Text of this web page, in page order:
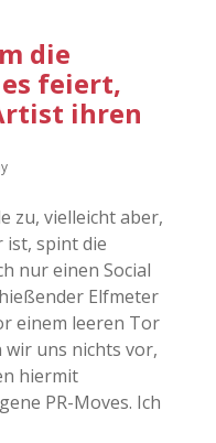
die
es feiert,
ihren
zu, vielleicht aber,
ist, spint die
nur einen Social
Elfmeter
einem leeren Tor
wir uns nichts vor,
hiermit
PR-Moves. Ich